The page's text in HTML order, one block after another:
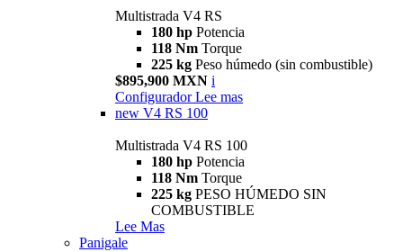
Multistrada V4 RS
180 hp Potencia
118 Nm Torque
225 kg Peso húmedo (sin combustible)
$895,900 MXN i
Configurador Lee mas
new V4 RS 100
Multistrada V4 RS 100
180 hp Potencia
118 Nm Torque
225 kg PESO HÚMEDO SIN
COMBUSTIBLE
Lee Mas
Panigale